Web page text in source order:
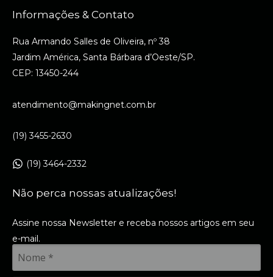
Informações & Contato
Rua Armando Salles de Oliveira, nº 38
Jardim América, Santa Bárbara d’Oeste/SP.
CEP: 13450-244
atendimento@makingnet.com.br
(19) 3455-2630
(19) 3464-2332
Não perca nossas atualizações!
Assine nossa Newsletter e receba nossos artigos em seu
e-mail.